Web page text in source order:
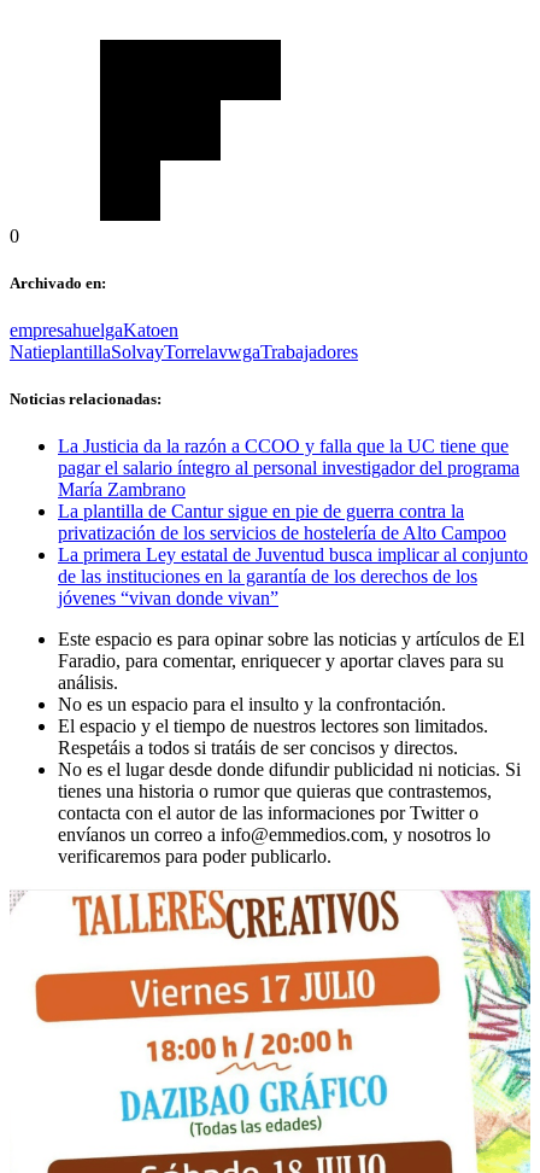
0
Archivado en:
empresahuelgaKatoen
NatieplantillaSolvayTorrelavwgaTrabajadores
Noticias relacionadas:
La Justicia da la razón a CCOO y falla que la UC tiene que
pagar el salario íntegro al personal investigador del programa
María Zambrano
La plantilla de Cantur sigue en pie de guerra contra la
privatización de los servicios de hostelería de Alto Campoo
La primera Ley estatal de Juventud busca implicar al conjunto
de las instituciones en la garantía de los derechos de los
jóvenes “vivan donde vivan”
Este espacio es para opinar sobre las noticias y artículos de El
Faradio, para comentar, enriquecer y aportar claves para su
análisis.
No es un espacio para el insulto y la confrontación.
El espacio y el tiempo de nuestros lectores son limitados.
Respetáis a todos si tratáis de ser concisos y directos.
No es el lugar desde donde difundir publicidad ni noticias. Si
tienes una historia o rumor que quieras que contrastemos,
contacta con el autor de las informaciones por Twitter o
envíanos un correo a info@emmedios.com, y nosotros lo
verificaremos para poder publicarlo.